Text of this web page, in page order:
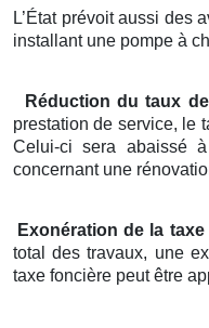
L’État prévoit aussi des
installant une pompe à
Réduction du taux
prestation de service, le
Celui-ci sera abaissé
concernant une
Exonération de la
total des travaux, une
taxe foncière peut être